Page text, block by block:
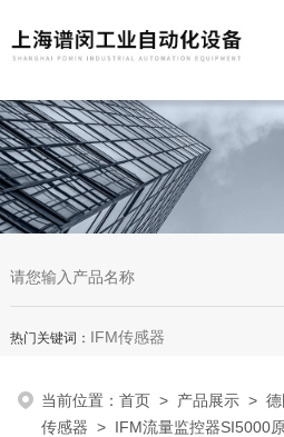
热门关键词： IFM传感器
当前位置：首页 > 产品展示 >
传感器 > IFM流量监控器SI5000